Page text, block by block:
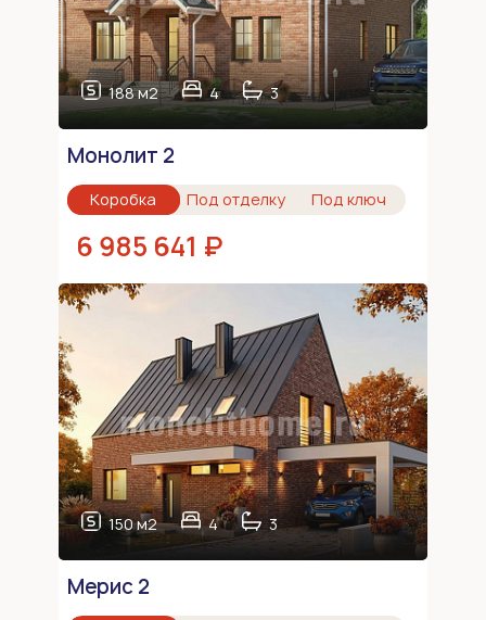
188 м2 4 3
Монолит 2
Коробка Под отделку Под ключ
6 985 641 ₽
150 м2 4 3
Мерис 2